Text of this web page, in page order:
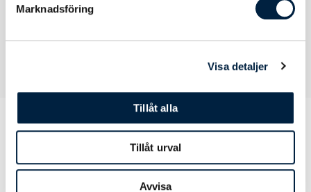
Marknadsföring
Visa detaljer
Tillåt alla
Tillåt urval
Avvisa
Prislista